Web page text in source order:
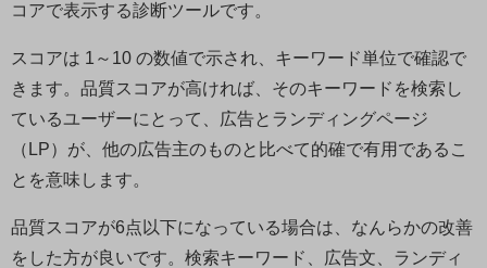
コアで表示する診断ツールです。
スコアは 1～10 の数値で示され、キーワード単位で確認で
きます。品質スコアが高ければ、そのキーワードを検索し
ているユーザーにとって、広告とランディングページ
（LP）が、他の広告主のものと比べて的確で有用であるこ
とを意味します。
品質スコアが6点以下になっている場合は、なんらかの改善
をした方が良いです。検索キーワード、広告文、ランディ